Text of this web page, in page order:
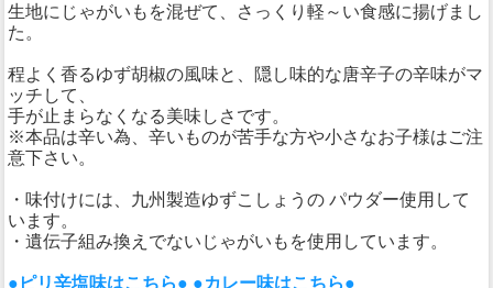
生地にじゃがいもを混ぜて、さっくり軽～い食感に揚げまし
た。
程よく香るゆず胡椒の風味と、隠し味的な唐辛子の辛味がマ
ッチして、
手が止まらなくなる美味しさです。
※本品は辛い為、辛いものが苦手な方や小さなお子様はご注
意下さい。
・味付けには、九州製造ゆずこしょうの パウダー使用して
います。
・遺伝子組み換えでないじゃがいもを使用しています。
●ピリ辛塩味はこちら● ●カレー味はこちら●